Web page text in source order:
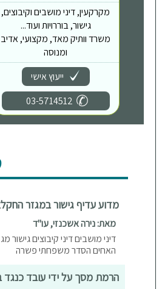
מקרקעין, דיני מושבים וקיבוצים,
גישור, בוררויות ועוד...
משרד וותיק מאד, מקצועי, אדיב
ומנוסה
ייעוץ אישי
03-5714512
מדוע עדיף גישור במגזר
מאת: נירה אשכנזי, עו"ד
דיני מושבים דיני קיבוצים
האחים הסדר משפחתי פשרה
הרמת מסך על ידי עובד כנגד